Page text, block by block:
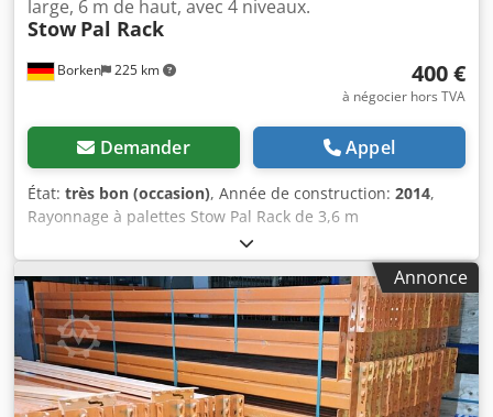
Borken 225 km
large, 6 m de haut, avec 4 niveaux.
Stow Pal Rack
400 €
à négocier hors TVA
Demander Appel
État: très bon (occasion), Année de construction: 2014,
Rayonnage à palettes Stow Pal Rack de 3,6 m
Chsdpfxjydnw Rj Alcja Fabricant : Stow Type : Système Pal
Rack Longueur de rayonnage : env. 3 600 mm Hauteur des
montants : env. 6 000 mm Profondeur des montants : env.
1 100 mm Type de montant : PLFB 16P Largeur de travée
utile : 3 600 mm Nombre de travées : 1 Nombre de niveaux
: 4 (6 lisses + emplacement au sol) Type de lisse : PNB 0436
Poids maximal par palette : 1 000 kg Charge admissible par
niveau : 4 000 kg Charge admissible par travée : 20 000 kg
Annonce